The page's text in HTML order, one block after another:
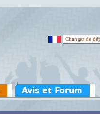
Avis et Forum